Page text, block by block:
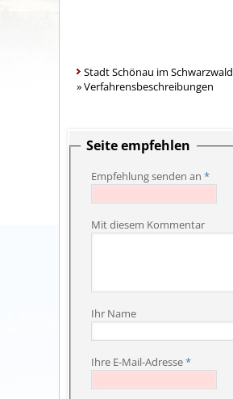
Stadt Schönau im Schwarzwald
»Verfahrensbeschreibungen
Seite empfehlen
Empfehlung senden an *
Mit diesem Kommentar
Ihr Name
Ihre E-Mail-Adresse*